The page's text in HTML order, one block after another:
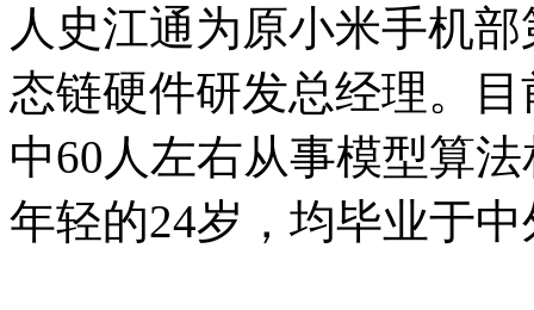
人史江通为原小米手机
态链硬件研发总经理。
中60人左右从事模型算
年轻的24岁，均毕业于